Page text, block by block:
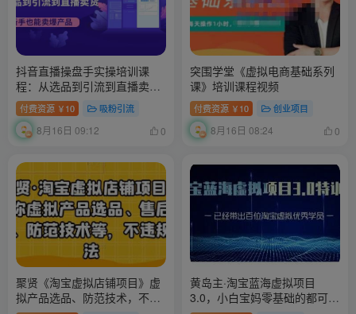
抖音直播操盘手实操培训课
程：从选品到引流到直播卖
货，新手也能卖爆产品
付费资源 ￥ 10 吸粉引流
8月16日 09:12 0
突围学堂《虚拟电商基础系列
课》培训课程视频
付费资源 ￥ 10 创业项目
8月16日 08:24 0
聚贤《淘宝虚拟店铺项目》虚
拟产品选品、防范技术，不违
黄岛主·淘宝蓝海虚拟项目
3.0，小白宝妈零基础的都可以